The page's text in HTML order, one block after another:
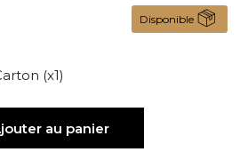
Disponible
(x1)
au panier